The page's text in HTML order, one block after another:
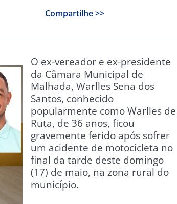
Compartilhe >>
O ex-vereador e ex-presidente
da Câmara Municipal de
Malhada, Warlles Sena dos
Santos, conhecido
popularmente como Warlles de
Ruta, de 36 anos, ficou
gravemente ferido após sofrer
um acidente de motocicleta no
final da tarde deste domingo
(17) de maio, na zona rural do
município.